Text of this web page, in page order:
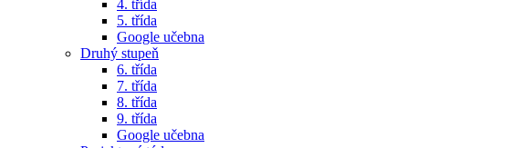
4. třída
5. třída
Google učebna
Druhý stupeň
6. třída
7. třída
8. třída
9. třída
Google učebna